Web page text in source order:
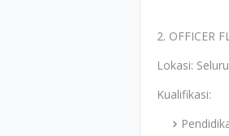
2. OFFICER
Lokasi:
Kualifikasi: